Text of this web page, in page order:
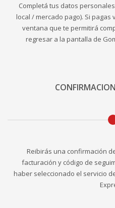
Completá tus datos
local / mercado pago). Si
ventana que te permitirá
regresar a la pantalla de
Reibirás una confirmación
facturación y código de
haber seleccionado el servicio